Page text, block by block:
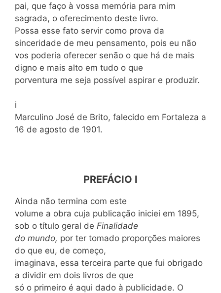
pai, que faço à vossa memória para mim
sagrada, o oferecimento deste livro.
Possa esse fato servir como prova da
sinceridade de meu pensamento, pois eu não
vos poderia oferecer senão o que há de mais
digno e mais alto em tudo o que
porventura me seja possível aspirar e produzir.
i
Marculino José de Brito, falecido em Fortaleza a
16 de agosto de 1901.
PREFÁCIO I
Ainda não termina com este
volume a obra cuja publicação iniciei em 1895,
sob o título geral de Finalidade
do mundo, por ter tomado proporções maiores
do que eu, de começo,
imaginava, essa terceira parte que fui obrigado
a dividir em dois livros de que
só o primeiro é aqui dado à publicidade. O